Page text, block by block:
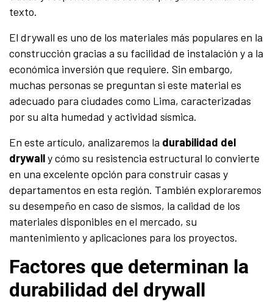
texto.
El drywall es uno de los materiales más populares en la
construcción gracias a su facilidad de instalación y a la
económica inversión que requiere. Sin embargo,
muchas personas se preguntan si este material es
adecuado para ciudades como Lima, caracterizadas
por su alta humedad y actividad sísmica.
En este artículo, analizaremos la durabilidad del
drywally cómo su resistencia estructural lo convierte
en una excelente opción para construir casas y
departamentos en esta región. También exploraremos
su desempeño en caso de sismos, la calidad de los
materiales disponibles en el mercado, su
mantenimiento y aplicaciones para los proyectos.
Factores que determinan la
durabilidad del drywall